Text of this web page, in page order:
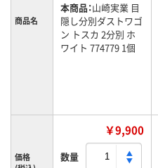
商品名
本商品：山崎実業 目
隠し分別ダストワゴ
ン トスカ 2分別 ホ
ワイト 774779 1個
価格
￥9,900
数量